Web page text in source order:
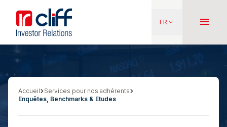
contenu
principal
Aller directement au contenu
FR keyboard_arrow_down menu
Fil
d'Ariane
Accueil
Services pour nos adhérents
Enquêtes, Benchmarks & Etudes